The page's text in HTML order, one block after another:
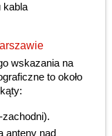
kabla
wskazania na
to około
zachodni).
anteny nad